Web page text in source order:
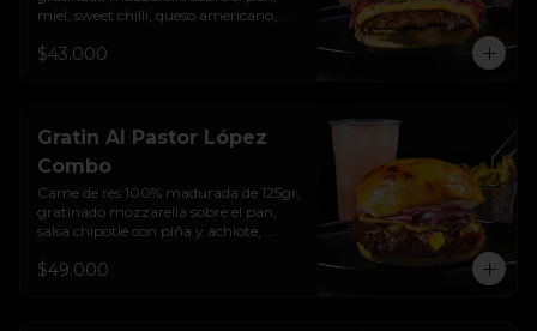
miel, sweet chilli, queso americano,
encurtido de cebolla, salsa de ajo y pan
$43.000
Gratin Al Pastor López
Combo
Carne de res 100% madurada de 125gr,
gratinado mozzarella sobre el pan,
salsa chipotle con piña y achiote,
crujiente, cilantro, cebolla encurtida,
$49.000